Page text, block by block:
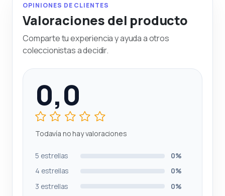
OPINIONES DE CLIENTES
Valoraciones del producto
Comparte tu experiencia y ayuda a otros
coleccionistas a decidir.
0,0
Todavía no hay valoraciones
5 estrellas
0%
4 estrellas
0%
3 estrellas
0%